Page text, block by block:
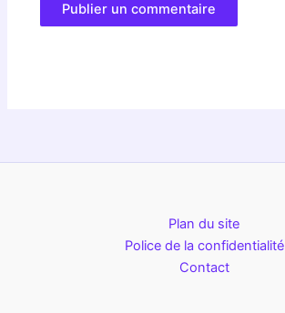
Plan du site
Police de la confidentialité
Contact